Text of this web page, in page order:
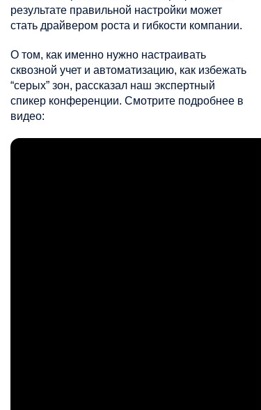
результате правильной настройки может
стать драйвером роста и гибкости компании.
О том, как именно нужно настраивать
сквозной учет и автоматизацию, как избежать
“серых” зон, рассказал наш экспертный
спикер конференции. Смотрите подробнее в
видео: